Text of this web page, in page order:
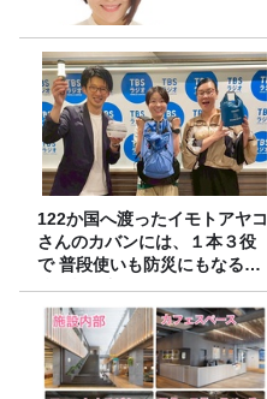
122か国へ渡ったイモトアヤコ
さんのカバンには、１本３役
で 普段使いも防災にもなる最
強の棒が入っていた！